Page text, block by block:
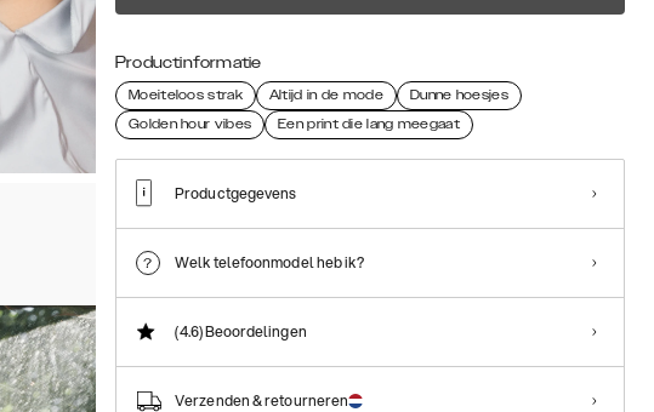
Productinformatie
Moeiteloos strak Altijd in de mode
Dunne hoesjes
Golden hour vibes
Een print die lang meegaat
Productgegevens
Welk telefoonmodel heb ik?
(4.6)Beoordelingen
Verzenden & retourneren